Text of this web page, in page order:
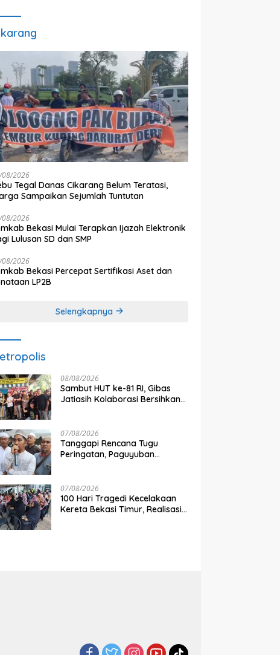
08/2026
Tegal Danas Cikarang Belum Teratasi,
Sampaikan Sejumlah Tuntutan
08/2026
Bekasi Mulai Terapkan Ijazah Elektronik
Lulusan SD dan SMP
08/2026
Bekasi Percepat Sertifikasi Aset dan
LP2B
Selengkapnya
08/08/2026
Sambut HUT ke-81 RI, Gibas
Jatiasih Kolaborasi Bersihkan
07/08/2026
Tanggapi Rencana Tugu
Peringatan, Paguyuban
Perbaikan Sistem Keselamatan
Lebih Dulu
07/08/2026
100 Hari Tragedi Kecelakaan
Kereta Bekasi Timur, Realisasi